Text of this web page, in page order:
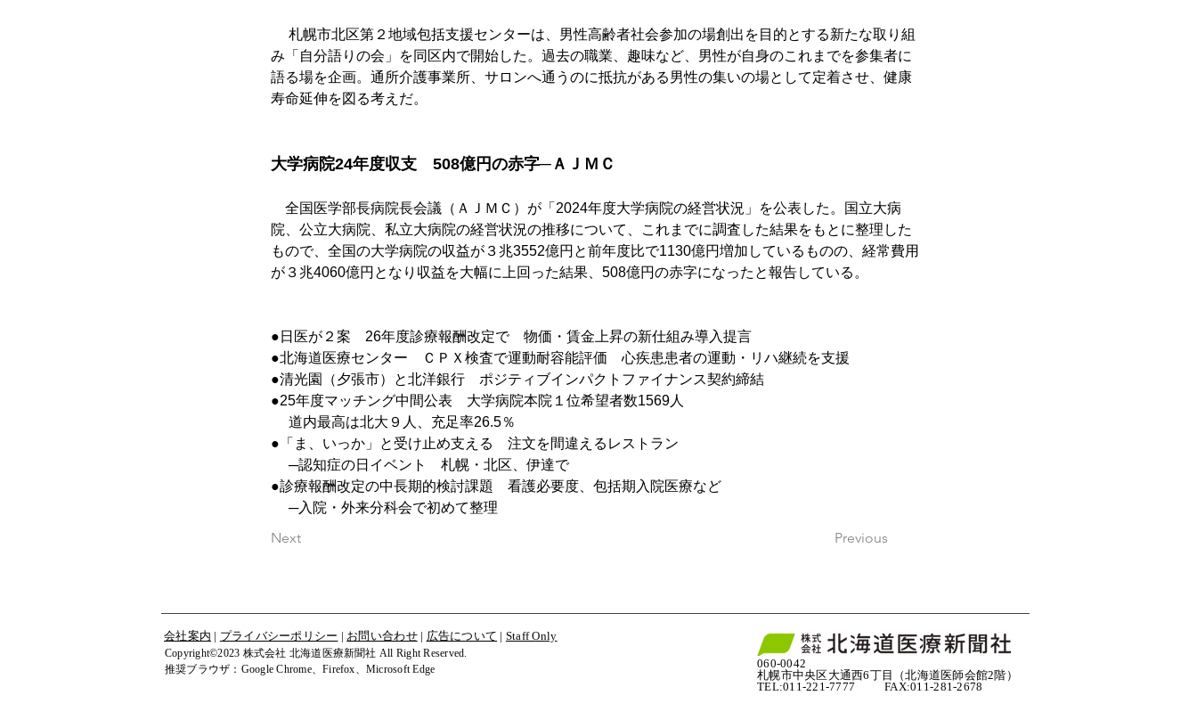
札幌市北区第２地域包括支援センターは、男性高齢者社会参加の場創出を目的とする新たな取り組
み「自分語りの会」を同区内で開始した。過去の職業、趣味など、男性が自身のこれまでを参集者に
語る場を企画。通所介護事業所、サロンへ通うのに抵抗がある男性の集いの場として定着させ、健康
寿命延伸を図る考えだ。
大学病院24年度収支　508億円の赤字─ＡＪＭＣ
全国医学部長病院長会議（ＡＪＭＣ）が「2024年度大学病院の経営状況」を公表した。国立大病
院、公立大病院、私立大病院の経営状況の推移について、これまでに調査した結果をもとに整理した
もので、全国の大学病院の収益が３兆3552億円と前年度比で1130億円増加しているものの、経常費用
が３兆4060億円となり収益を大幅に上回った結果、508億円の赤字になったと報告している。
●日医が２案　26年度診療報酬改定で　物価・賃金上昇の新仕組み導入提言
●北海道医療センター　ＣＰＸ検査で運動耐容能評価　心疾患患者の運動・リハ継続を支援
●清光園（夕張市）と北洋銀行　ポジティブインパクトファイナンス契約締結
●25年度マッチング中間公表　大学病院本院１位希望者数1569人
道内最高は北大９人、充足率26.5％
●「ま、いっか」と受け止め支える　注文を間違えるレストラン
─認知症の日イベント　札幌・北区、伊達で
●診療報酬改定の中長期的検討課題　看護必要度、包括期入院医療など
─入院・外来分科会で初めて整理
Next Previous
会社案内 | プライバシーポリシー | お問い合わせ| 広告について | Staff Only
Copyright©2023 株式会社 北海道医療新聞社 All Right Reserved.
​推奨ブラウザ：Google Chrome、Firefox、Microsoft Edge
060-0042
札幌市中央区大通西6丁目（北海道医師会館2階）
TEL:011-221-7777 FAX:011-281-2678